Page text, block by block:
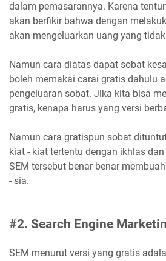
dalam pemasarannya. Karena
akan berfikir bahwa dengan
akan mengeluarkan uang yang
Namun cara diatas dapat sobat
boleh memakai carai gratis dahulu
pengeluaran sobat. Jika kita bisa
gratis, kenapa harus yang versi
Namun cara gratispun sobat
kiat - kiat tertentu dengan ikhlas
SEM tersebut benar benar
- sia.
#2. Search Engine
SEM menurut versi yang gratis